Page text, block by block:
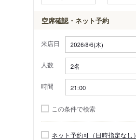
空席確認・ネット予約
来店日
人数
時間
この条件で検索
ネット予約可（日時指定なし）